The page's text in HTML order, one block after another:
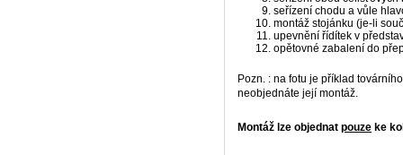
seřízení chodu a vůle
montáž stojánku (je-li
upevnění řídítek v
opětovné zabalení do
Pozn. : na fotu je příklad
neobjednáte její montáž.
Montáž lze objednat pouze ke